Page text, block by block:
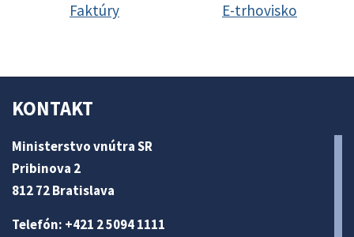
Faktúry E-trhovisko
KONTAKT
Ministerstvo vnútra SR
Pribinova 2
812 72 Bratislava
Telefón: +421 2 5094 1111